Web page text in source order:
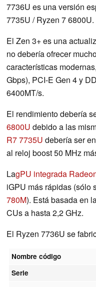
7736U es una versión
7735U / Ryzen 7 6800U.
El Zen 3+ es una
no debería ofrecer
características
Gbps), PCI-E Gen 4 y
6400MT/s.
El rendimiento debería
6800U debido a las
R7 7735U debería ser
al reloj boost 50 MHz
LagPU integrada
iGPU más rápidas (sólo
780M). Está basada en
CUs a hasta 2,2 GHz.
El Ryzen 7736U se
Nombre código
Serie